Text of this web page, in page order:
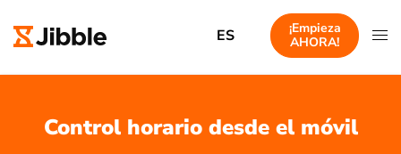
ES
¡Empieza
AHORA!
Control horario desde el móvil